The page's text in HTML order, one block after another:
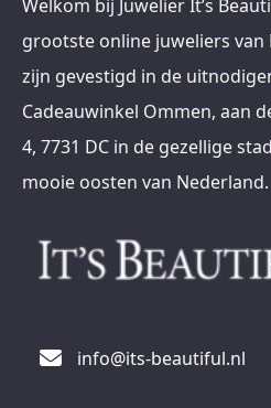
Welkom bij Juwelier It’s
grootste online juweliers van
zijn gevestigd in de
Cadeauwinkel Ommen, aan
4, 7731 DC in de gezellige
mooie oosten van Nederland.
info@its-beautiful.nl